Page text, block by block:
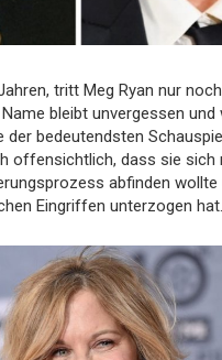
tritt Meg Ryan nur
bleibt unvergessen und
der bedeutendsten
offensichtlich, dass sie sich
abfinden wollte
Eingriffen unterzogen hat.